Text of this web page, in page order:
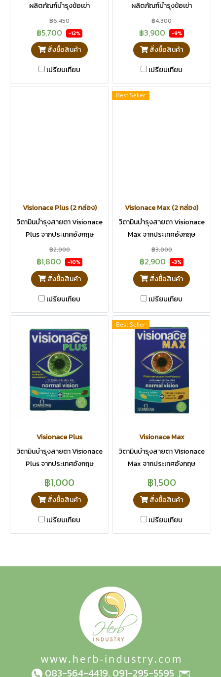
ผลิตภัณฑ์บำรุงข้อเข่า
฿6,450
฿5,700 -12%
สั่งซื้อสินค้า
เปรียบเทียบ
ผลิตภัณฑ์บำรุงข้อเข่า
฿4,300
฿3,900 -9%
สั่งซื้อสินค้า
เปรียบเทียบ
Visionace Plus (2 กล่อง)
วิตามินบำรุงสายตา Visionace
Plus จากประเทศอังกฤษ
฿2,000
฿1,800 -10%
สั่งซื้อสินค้า
เปรียบเทียบ
Best Seller
Visionace Max (2 กล่อง)
วิตามินบำรุงสายตา Visionace
Max จากประเทศอังกฤษ
฿3,000
฿2,900 -3%
สั่งซื้อสินค้า
เปรียบเทียบ
Visionace Plus
วิตามินบำรุงสายตา Visionace
Plus จากประเทศอังกฤษ
฿1,000
สั่งซื้อสินค้า
เปรียบเทียบ
Best Seller
Visionace Max
วิตามินบำรุงสายตา Visionace
Max จากประเทศอังกฤษ
฿1,500
สั่งซื้อสินค้า
เปรียบเทียบ
083-564-4419, 091-295-5595